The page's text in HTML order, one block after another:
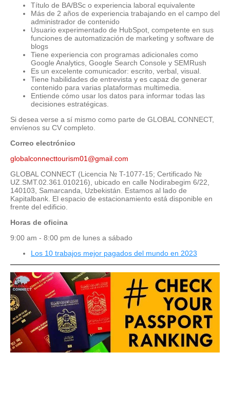
Título de BA/BSc o experiencia laboral equivalente
Más de 2 años de experiencia trabajando en el campo del
administrador de contenido
Usuario experimentado de HubSpot, competente en sus
funciones de automatización de marketing y software de
blogs
Tiene experiencia con programas adicionales como
Google Analytics, Google Search Console y SEMRush
Es un excelente comunicador: escrito, verbal, visual.
Tiene habilidades de entrevista y es capaz de generar
contenido para varias plataformas multimedia.
Entiende cómo usar los datos para informar todas las
decisiones estratégicas.
Si desea verse a sí mismo como parte de GLOBAL CONNECT,
envíenos su CV completo.
Correo electrónico
globalconnecttourism01@gmail.com
GLOBAL CONNECT (Licencia № T-1077-15; Certificado №
UZ.SMT.02.361.010216), ubicado en calle Nodirabegim 6/22,
140103, Samarcanda, Uzbekistán. Estamos al lado de
Kapitalbank. El espacio de estacionamiento está disponible en
frente del edificio.
Horas de oficina
9:00 am - 8:00 pm de lunes a sábado
Los 10 trabajos mejor pagados del mundo en 2023